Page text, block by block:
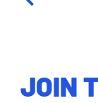
JOIN